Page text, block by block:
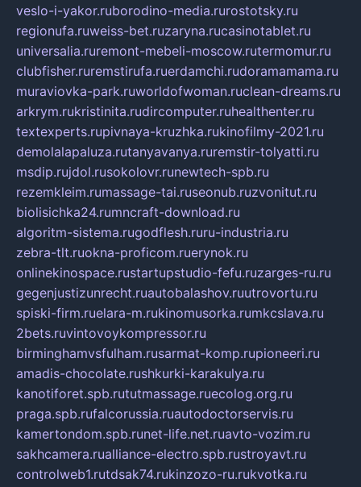
veslo-i-yakor.ruborodino-media.rurostotsky.ru
regionufa.ruweiss-bet.ruzaryna.rucasinotablet.ru
universalia.ruremont-mebeli-moscow.rutermomur.ru
clubfisher.ruremstirufa.ruerdamchi.rudoramamama.ru
muraviovka-park.ruworldofwoman.ruclean-dreams.ru
arkrym.rukristinita.rudircomputer.ruhealthenter.ru
textexperts.rupivnaya-kruzhka.rukinofilmy-2021.ru
demolalapaluza.rutanyavanya.ruremstir-tolyatti.ru
msdip.rujdol.rusokolovr.runewtech-spb.ru
rezemkleim.rumassage-tai.ruseonub.ruzvonitut.ru
biolisichka24.rumncraft-download.ru
algoritm-sistema.rugodflesh.ruru-industria.ru
zebra-tlt.ruokna-proficom.ruerynok.ru
onlinekinospace.rustartupstudio-fefu.ruzarges-ru.ru
gegenjustizunrecht.ruautobalashov.ruutrovortu.ru
spiski-firm.ruelara-m.rukinomusorka.rumkcslava.ru
2bets.ruvintovoykompressor.ru
birminghamvsfulham.rusarmat-komp.rupioneeri.ru
amadis-chocolate.rushkurki-karakulya.ru
kanotiforet.spb.rututmassage.ruecolog.org.ru
praga.spb.rufalcorussia.ruautodoctorservis.ru
kamertondom.spb.runet-life.net.ruavto-vozim.ru
sakhcamera.rualliance-electro.spb.rustroyavt.ru
controlweb1.rutdsak74.rukinzozo-ru.rukvotka.ru